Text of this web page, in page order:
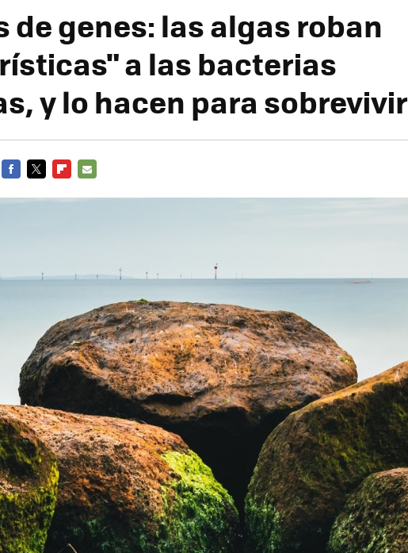
de genes: las algas roban
a las bacterias
y lo hacen para sobrevivir